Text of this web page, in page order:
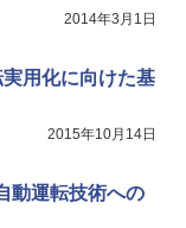
2014年3月1日
用化に向けた基
2015年10月14日
動運転技術への